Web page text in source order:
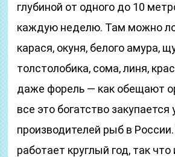
глубиной от одного до 10
каждую неделю. Там можно
карася, окуня, белого амура,
толстолобика, сома, линя,
даже форель — как обещают
все это богатство закупается
производителей рыб в
работает круглый год, так что